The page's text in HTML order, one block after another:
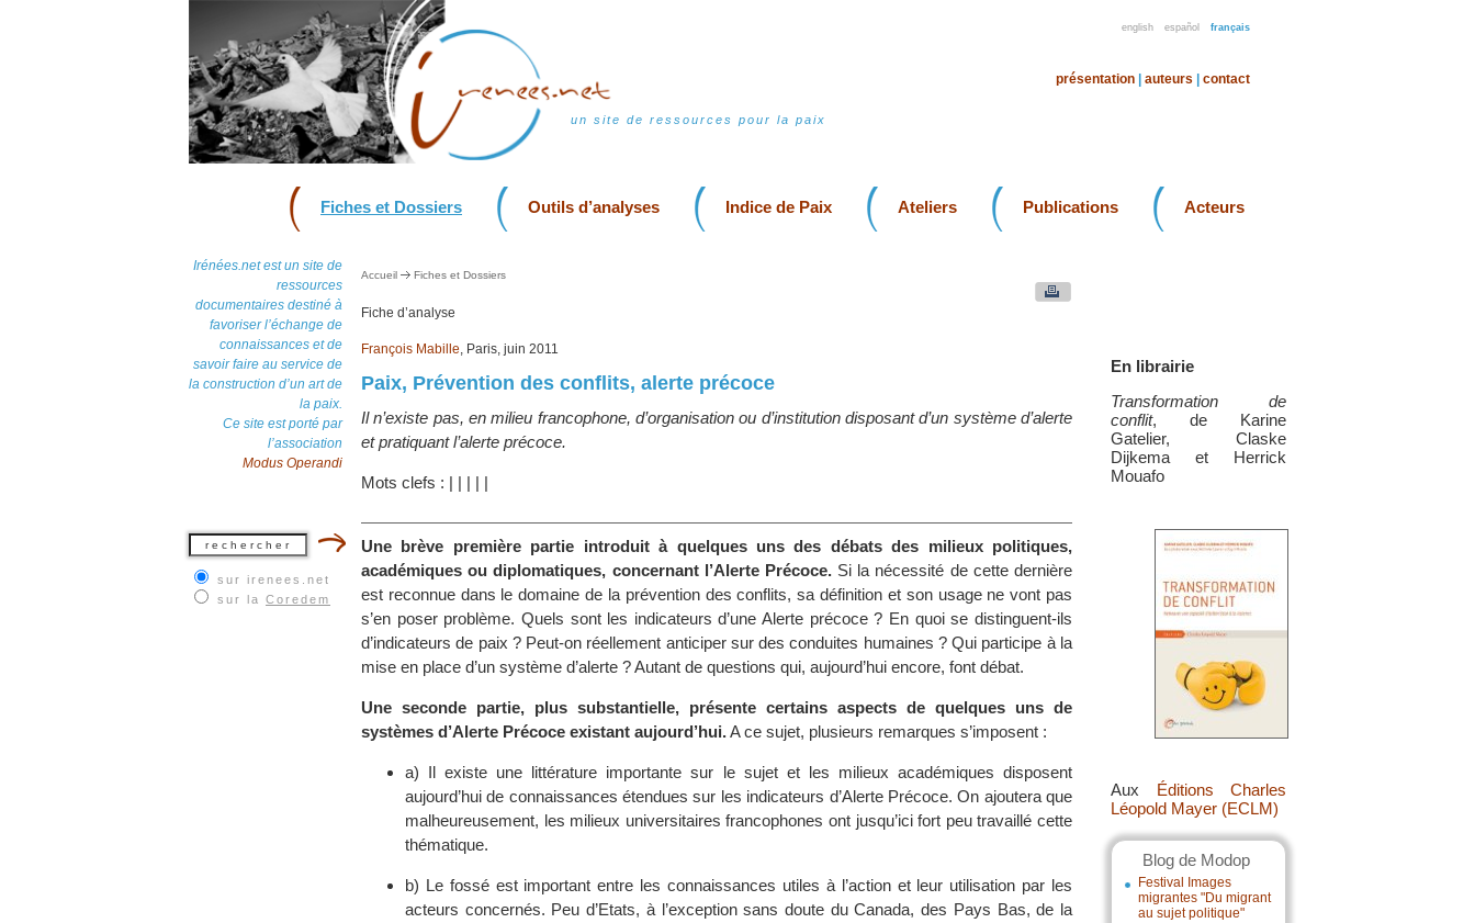
english español français
un site de ressources pour la paix
présentation auteurs contact
Fiches et Dossiers Outils d’analyses Indice de Paix Ateliers Publications Acteurs
Irénées.net est un site de
ressources
documentaires destiné à
favoriser l’échange de
connaissances et de
savoir faire au service de
la construction d’un art de
la paix.
Ce site est porté par
l’association
Modus Operandi
sur irenees.net
sur la Coredem
En librairie
Transformation de
conflit, de Karine
Gatelier, Claske
Dijkema et Herrick
Mouafo
Aux Éditions Charles
Léopold Mayer (ECLM)
Blog de Modop
Festival Images
migrantes "Du migrant
au sujet politique"
Accueil Fiches et Dossiers
Fiche d’analyse
François Mabille, Paris, juin 2011
Paix, Prévention des conflits, alerte précoce
Il n’existe pas, en milieu francophone, d’organisation ou d’institution disposant d’un système d’alerte
et pratiquant l’alerte précoce.
Mots clefs : | | | | |
Une brève première partie introduit à quelques uns des débats des milieux politiques,
académiques ou diplomatiques, concernant l’Alerte Précoce.Si la nécessité de cette dernière
est reconnue dans le domaine de la prévention des conflits, sa définition et son usage ne vont pas
s’en poser problème. Quels sont les indicateurs d’une Alerte précoce ? En quoi se distinguent-ils
d’indicateurs de paix ? Peut-on réellement anticiper sur des conduites humaines ? Qui participe à la
mise en place d’un système d’alerte ? Autant de questions qui, aujourd’hui encore, font débat.
Une seconde partie, plus substantielle, présente certains aspects de quelques uns de
systèmes d’Alerte Précoce existant aujourd’hui.A ce sujet, plusieurs remarques s’imposent :
a) Il existe une littérature importante sur le sujet et les milieux académiques disposent
aujourd’hui de connaissances étendues sur les indicateurs d’Alerte Précoce. On ajoutera que
malheureusement, les milieux universitaires francophones ont jusqu’ici fort peu travaillé cette
thématique.
b) Le fossé est important entre les connaissances utiles à l’action et leur utilisation par les
acteurs concernés. Peu d’Etats, à l’exception sans doute du Canada, des Pays Bas, de la